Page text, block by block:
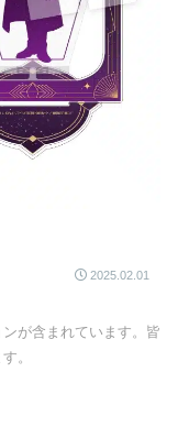
2025.02.01
が含まれています。皆
。